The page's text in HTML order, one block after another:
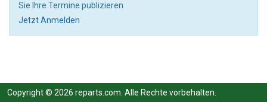
Sie Ihre Termine publizieren
Jetzt Anmelden
Copyright © 2026 reparts.com. Alle Rechte vorbehalten.